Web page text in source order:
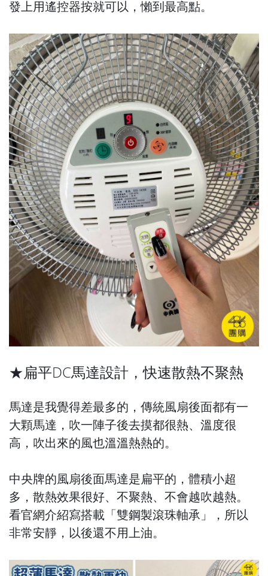
發上用遙控器按就可以，懶到最高點。
★扁平DC馬達設計，快速散熱不聚熱
馬達是我覺得差最多的，傳統風扇後面都有一
大顆馬達，吹一陣子後去摸都很熱、溫度很
高，吹出來的風也溫溫熱熱的。
中央牌的風扇後面馬達是扁平的，體積小超
多，散熱效果很好、不聚熱、不會越吹越熱。
看官網介紹寫搭載「雙鋼製滾珠軸承」，所以
非常安靜，以後還不用上油。